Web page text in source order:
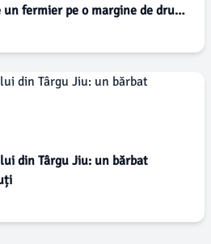
fermier pe o margine de drum
din Târgu Jiu: un bărbat